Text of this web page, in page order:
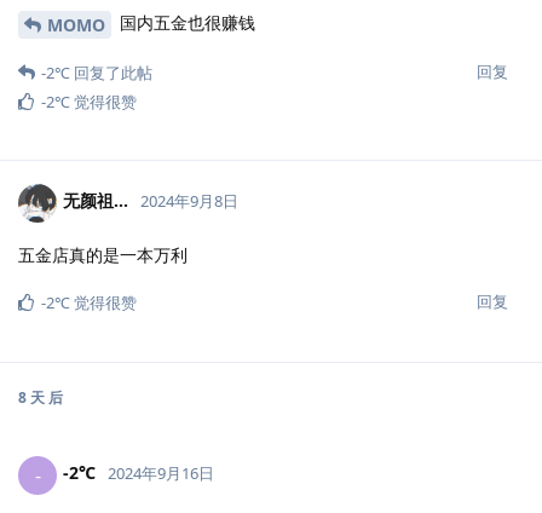
MOMO 国内五金也很赚钱
回复
-2℃ 回复了此帖
-2℃觉得很赞
无颜祖... 2024年9月8日
五金店真的是一本万利
回复
-2℃觉得很赞
8 天 后
- -2℃ 2024年9月16日